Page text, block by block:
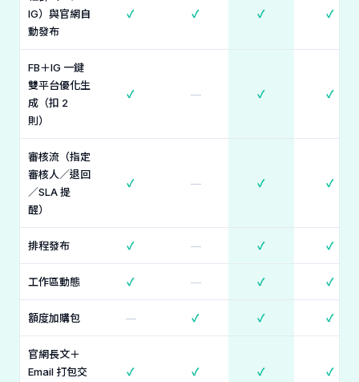
IG）與官網自
動發布
✓ ✓ ✓ ✓
FB＋IG 一鍵
雙平台優化生
成（扣 2
則）
✓ — ✓ ✓
審核流（指定
審核人／退回
／SLA 提
醒）
✓ — ✓ ✓
排程發布 ✓ — ✓ ✓
工作區動態 ✓ — ✓ ✓
額度加購包 — ✓ ✓ ✓
官網長文＋
Email 打包交
✓ ✓ ✓ ✓